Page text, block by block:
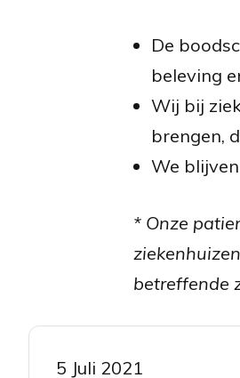
De
beleving
Wij bij
brengen,
We
* Onze
betreffende
5 Juli 2021